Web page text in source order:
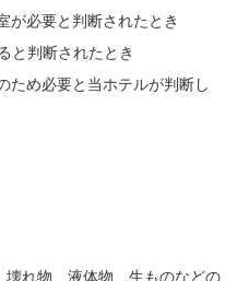
が必要と判断されたとき
と判断されたとき
ため必要と当ホテルが判断し
壊れ物、液体物、生ものなどの